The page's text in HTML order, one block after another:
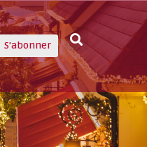
S'abonner